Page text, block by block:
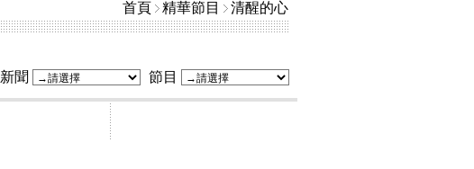
首頁 精華節目 清醒的心
新聞 節目